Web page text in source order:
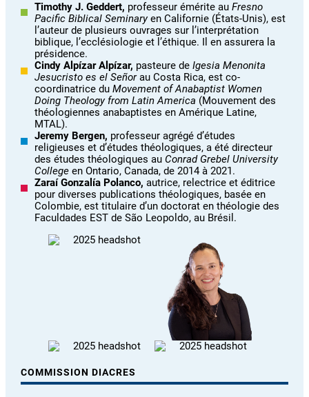
Timothy J. Geddert, professeur émérite auFresno
Pacific Biblical Seminaryen Californie (États-Unis), est
l’auteur de plusieurs ouvrages sur l’interprétation
biblique, l’ecclésiologie et l’éthique. Il en assurera la
présidence.
Cindy Alpízar Alpízar, pasteure deIgesia Menonita
Jesucristo es el Señorau Costa Rica, est co-
coordinatrice duMovement of Anabaptist Women
Doing Theology from Latin America (Mouvement des
théologiennes anabaptistes en Amérique Latine,
MTAL).
Jeremy Bergen, professeur agrégé d’études
religieuses et d’études théologiques, a été directeur
des études théologiques au Conrad Grebel University
College en Ontario, Canada, de 2014 à 2021.
Zaraí Gonzalía Polanco,autrice, relectrice et éditrice
pour diverses publications théologiques, basée en
Colombie, est titulaire d’un doctorat en théologie des
Faculdades EST de São Leopoldo, au Brésil.
COMMISSION DIACRES